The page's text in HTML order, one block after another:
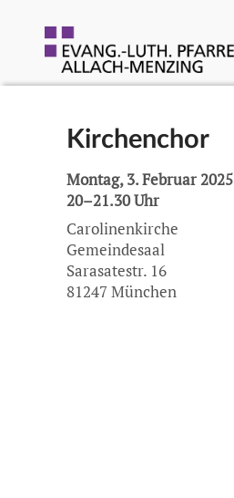
Kirchenchor
Montag, 3. Februar 2025
20–21.30 Uhr
Carolinenkirche
Gemeindesaal
Sarasatestr. 16
81247 München